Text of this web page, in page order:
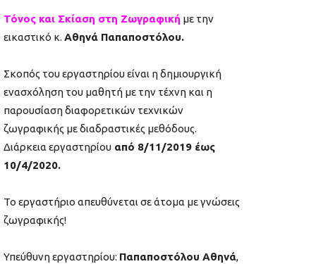
Τόνος και Σκίαση στη Ζωγραφική με την
εικαστικό κ. Αθηνά Παπαποστόλου.
Σκοπός του εργαστηρίου είναι η δημιουργική
ενασχόληση του μαθητή με την τέχνη και η
παρουσίαση διαφορετικών τεχνικών
ζωγραφικής με διαδραστικές μεθόδους.
Διάρκεια εργαστηρίου από 8/11/2019 έως
10/4/2020.
Το εργαστήριο απευθύνεται σε άτομα με γνώσεις
ζωγραφικής!
Υπεύθυνη εργαστηρίου: Παπαποστόλου Αθηνά,